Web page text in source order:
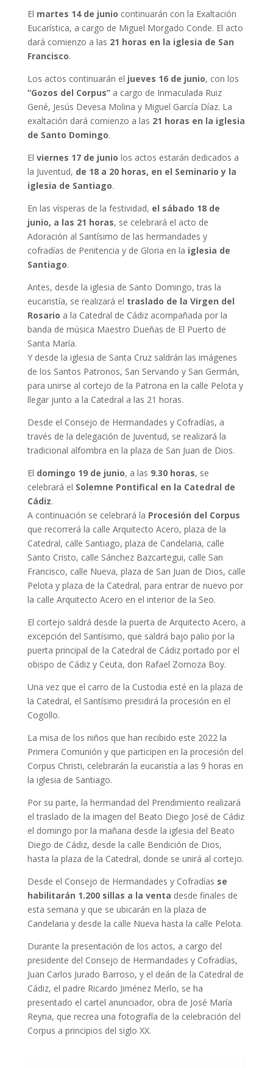
El martes 14 de junio continuarán con la Exaltación
Eucarística, a cargo de Miguel Morgado Conde. El acto
dará comienzo a las 21 horas en la iglesia de San
Francisco.
Los actos continuarán el jueves 16 de junio, con los
“Gozos del Corpus” a cargo de Inmaculada Ruiz
Gené, Jesús Devesa Molina y Miguel García Díaz. La
exaltación dará comienzo a las 21 horas en la iglesia
de Santo Domingo.
El viernes 17 de junio los actos estarán dedicados a
la Juventud, de 18 a 20 horas, en el Seminario y la
iglesia de Santiago.
En las vísperas de la festividad, el sábado 18 de
junio, a las 21 horas, se celebrará el acto de
Adoración al Santísimo de las hermandades y
cofradías de Penitencia y de Gloria en la iglesia de
Santiago.
Antes, desde la iglesia de Santo Domingo, tras la
eucaristía, se realizará el traslado de la Virgen del
Rosario a la Catedral de Cádiz acompañada por la
banda de música Maestro Dueñas de El Puerto de
Santa María.
Y desde la iglesia de Santa Cruz saldrán las imágenes
de los Santos Patronos, San Servando y San Germán,
para unirse al cortejo de la Patrona en la calle Pelota y
llegar junto a la Catedral a las 21 horas.
Desde el Consejo de Hermandades y Cofradías, a
través de la delegación de Juventud, se realizará la
tradicional alfombra en la plaza de San Juan de Dios.
El domingo 19 de junio, a las 9.30 horas, se
celebrará el Solemne Pontifical en la Catedral de
Cádiz.
A continuación se celebrará la Procesión del Corpus
que recorrerá la calle Arquitecto Acero, plaza de la
Catedral, calle Santiago, plaza de Candelaria, calle
Santo Cristo, calle Sánchez Bazcartegui, calle San
Francisco, calle Nueva, plaza de San Juan de Dios, calle
Pelota y plaza de la Catedral, para entrar de nuevo por
la calle Arquitecto Acero en el interior de la Seo.
El cortejo saldrá desde la puerta de Arquitecto Acero, a
excepción del Santísimo, que saldrá bajo palio por la
puerta principal de la Catedral de Cádiz portado por el
obispo de Cádiz y Ceuta, don Rafael Zornoza Boy.
Una vez que el carro de la Custodia esté en la plaza de
la Catedral, el Santísimo presidirá la procesión en el
Cogollo.
La misa de los niños que han recibido este 2022 la
Primera Comunión y que participen en la procesión del
Corpus Christi, celebrarán la eucaristía a las 9 horas en
la iglesia de Santiago.
Por su parte, la hermandad del Prendimiento realizará
el traslado de la imagen del Beato Diego José de Cádiz
el domingo por la mañana desde la iglesia del Beato
Diego de Cádiz, desde la calle Bendición de Dios,
hasta la plaza de la Catedral, donde se unirá al cortejo.
Desde el Consejo de Hermandades y Cofradías se
habilitarán 1.200 sillas a la venta desde finales de
esta semana y que se ubicarán en la plaza de
Candelaria y desde la calle Nueva hasta la calle Pelota.
Durante la presentación de los actos, a cargo del
presidente del Consejo de Hermandades y Cofradías,
Juan Carlos Jurado Barroso, y el deán de la Catedral de
Cádiz, el padre Ricardo Jiménez Merlo, se ha
presentado el cartel anunciador, obra de José María
Reyna, que recrea una fotografía de la celebración del
Corpus a principios del siglo XX.